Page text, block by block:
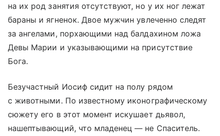
на их род занятия отсутствуют, но у их ног лежат
бараны и ягненок. Двое мужчин увлеченно следят
за ангелами, порхающими над балдахином ложа
Девы Марии и указывающими на присутствие
Бога.
Безучастный Иосиф сидит на полу рядом
с животными. По известному иконографическому
сюжету его в этот момент искушает дьявол,
нашептывающий, что младенец — не Спаситель.